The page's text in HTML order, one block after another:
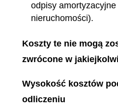
odpisy
nieruchomości).
Koszty te nie mogą
zwrócone w
Wysokość kosztów
odliczeniu